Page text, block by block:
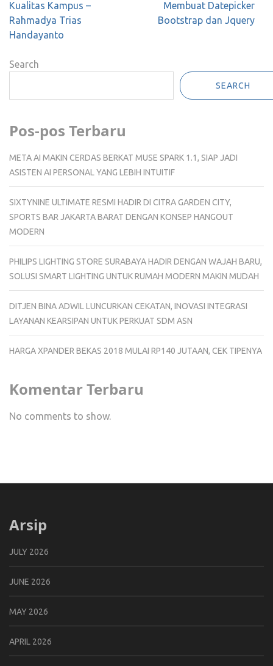
Post
navigation
Kualitas Kampus –
Rahmadya Trias
Handayanto
Membuat Datepicker
Bootstrap dan Jquery
Search
SEARCH
Pos-pos Terbaru
META AI MAKIN CERDAS BERKAT MUSE SPARK 1.1, SIAP JADI
ASISTEN AI PERSONAL YANG LEBIH INTUITIF
SIXTYNINE ULTIMATE RESMI HADIR DI CITRA GARDEN CITY,
SPORTS BAR JAKARTA BARAT DENGAN KONSEP HANGOUT
MODERN
PHILIPS LIGHTING STORE SURABAYA HADIR DENGAN WAJAH BARU,
SOLUSI SMART LIGHTING UNTUK RUMAH MODERN MAKIN MUDAH
DITJEN BINA ADWIL LUNCURKAN CEKATAN, INOVASI INTEGRASI
LAYANAN KEARSIPAN UNTUK PERKUAT SDM ASN
HARGA XPANDER BEKAS 2018 MULAI RP140 JUTAAN, CEK TIPENYA
Komentar Terbaru
No comments to show.
Arsip
JULY 2026
JUNE 2026
MAY 2026
APRIL 2026